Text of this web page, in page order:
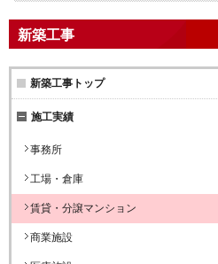
新築工事
新築工事トップ
施工実績
事務所
工場・倉庫
賃貸・分譲マンション
商業施設